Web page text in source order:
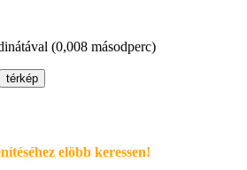
(0,008 másodperc)
térkép
elöbb keressen!